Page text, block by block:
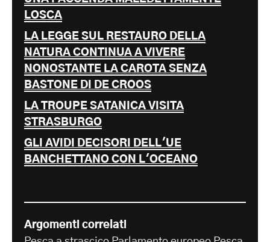
LOSCA
LA LEGGE SUL RESTAURO DELLA
NATURA CONTINUA A VIVERE
NONOSTANTE LA CAROTA SENZA
BASTONE DI DE CROOS
LA TROUPE SATANICA VISITA
STRASBURGO
GLI AVIDI DECISORI DELL'UE
BANCHETTANO CON L'OCEANO
Argomenti correlati